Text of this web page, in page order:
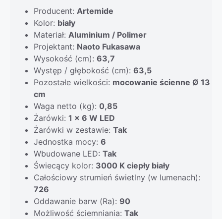
Producent: Artemide
Kolor: biały
Materiał: Aluminium / Polimer
Projektant: Naoto Fukasawa
Wysokość (cm): 63,7
Występ / głębokość (cm): 63,5
Pozostałe wielkości: mocowanie ścienne Ø 13
cm
Waga netto (kg): 0,85
Żarówki: 1 x 6 W LED
Żarówki w zestawie: Tak
Jednostka mocy: 6
Wbudowane LED: Tak
Świecący kolor: 3000 K ciepły biały
Całościowy strumień świetlny (w lumenach):
726
Oddawanie barw (Ra): 90
Możliwość ściemniania: Tak